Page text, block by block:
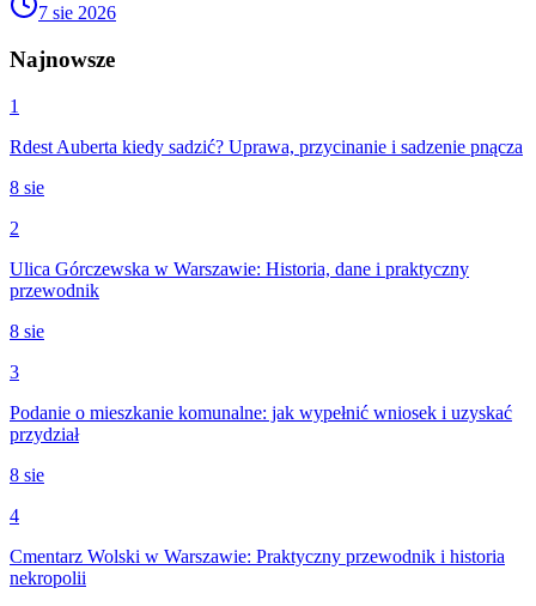
7 sie 2026
Najnowsze
1
Rdest Auberta kiedy sadzić? Uprawa, przycinanie i sadzenie pnącza
8 sie
2
Ulica Górczewska w Warszawie: Historia, dane i praktyczny
przewodnik
8 sie
3
Podanie o mieszkanie komunalne: jak wypełnić wniosek i uzyskać
przydział
8 sie
4
Cmentarz Wolski w Warszawie: Praktyczny przewodnik i historia
nekropolii